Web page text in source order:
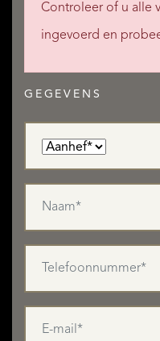
Controleer of u alle
ingevoerd en
GEGEVENS